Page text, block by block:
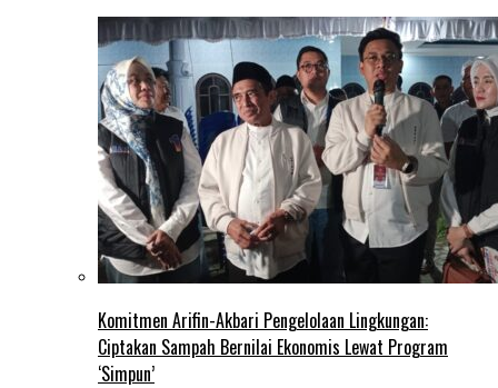
Komitmen Arifin-Akbari Pengelolaan Lingkungan:
Ciptakan Sampah Bernilai Ekonomis Lewat Program
‘Simpun’